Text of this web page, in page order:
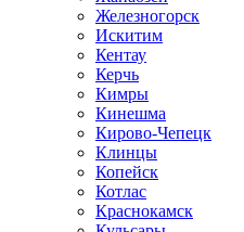
Железногорск
Искитим
Кентау
Керчь
Кимры
Кинешма
Кирово-Чепецк
Клинцы
Копейск
Котлас
Краснокамск